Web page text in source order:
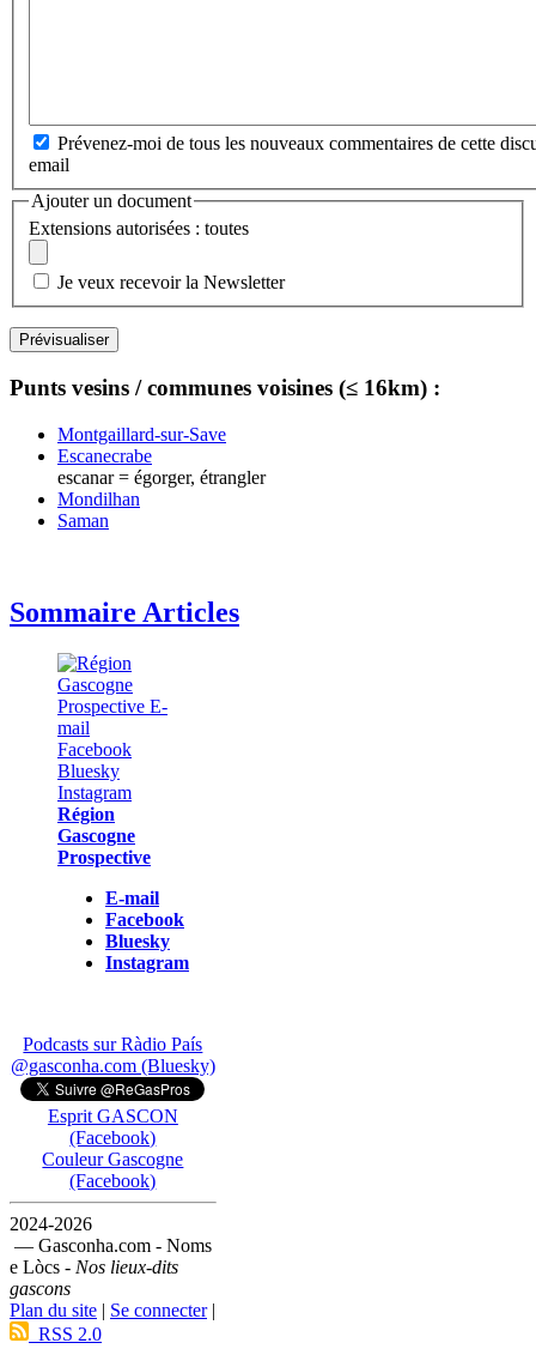
Prévenez-moi de tous les nouveaux commentaires de cette
email
Ajouter un document
Extensions autorisées : toutes
Je veux recevoir la Newsletter
Punts vesins / communes voisines (≤ 16km) :
Montgaillard-sur-Save
Escanecrabe
escanar = égorger, étrangler
Mondilhan
Saman
Sommaire Articles
Région
Gascogne
Prospective
E-mail
Facebook
Bluesky
Instagram
Podcasts sur Ràdio País
@gasconha.com (Bluesky)
Esprit GASCON
(Facebook)
Couleur Gascogne
(Facebook)
2024-2026
— Gasconha.com - Noms
e Lòcs - Nos lieux-dits
gascons
Plan du site | Se connecter|
RSS 2.0